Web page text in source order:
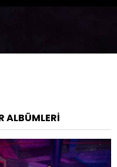
ALBÜMLERI